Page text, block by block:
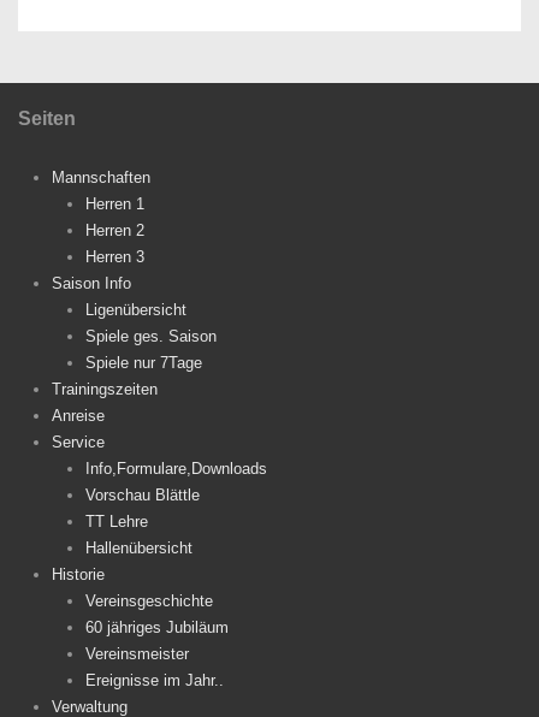
Seiten
Mannschaften
Herren 1
Herren 2
Herren 3
Saison Info
Ligenübersicht
Spiele ges. Saison
Spiele nur 7Tage
Trainingszeiten
Anreise
Service
Info,Formulare,Downloads
Vorschau Blättle
TT Lehre
Hallenübersicht
Historie
Vereinsgeschichte
60 jähriges Jubiläum
Vereinsmeister
Ereignisse im Jahr..
Verwaltung